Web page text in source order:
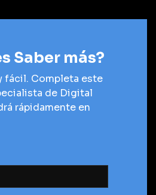
Saber más?
fácil. Completa este
de Digital
rápidamente en